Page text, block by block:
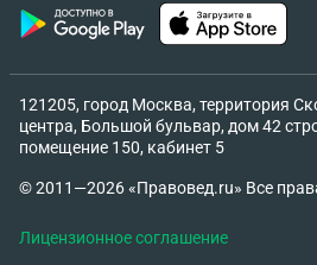
121205, город Москва, территория
центра, Большой бульвар, дом 42
помещение 150, кабинет 5
© 2011—2026 «Правовед.ru» Все
Лицензионное соглашение